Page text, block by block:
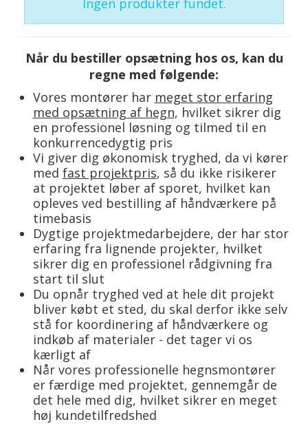
Når du bestiller opsætning hos os, kan du
regne med følgende:
Vores montører har meget stor erfaring
med opsætning af hegn, hvilket sikrer dig
en professionel løsning og tilmed til en
konkurrencedygtig pris
Vi giver dig økonomisk tryghed, da vi kører
med fast projektpris, så du ikke risikerer
at projektet løber af sporet, hvilket kan
opleves ved bestilling af håndværkere på
timebasis
Dygtige projektmedarbejdere, der har stor
erfaring fra lignende projekter, hvilket
sikrer dig en professionel rådgivning fra
start til slut
Du opnår tryghed ved at hele dit projekt
bliver købt et sted, du skal derfor ikke selv
stå for koordinering af håndværkere og
indkøb af materialer - det tager vi os
kærligt af
Når vores professionelle hegnsmontører
er færdige med projektet, gennemgår de
det hele med dig, hvilket sikrer en meget
høj kundetilfredshed